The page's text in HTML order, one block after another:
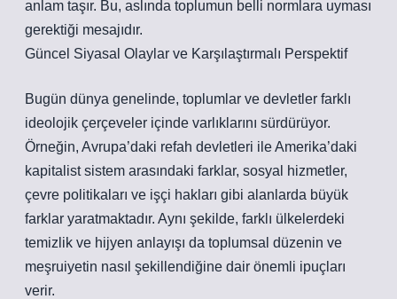
anlam taşır. Bu, aslında toplumun belli normlara uyması
gerektiği mesajıdır.
Güncel Siyasal Olaylar ve Karşılaştırmalı Perspektif
Bugün dünya genelinde, toplumlar ve devletler farklı
ideolojik çerçeveler içinde varlıklarını sürdürüyor.
Örneğin, Avrupa’daki refah devletleri ile Amerika’daki
kapitalist sistem arasındaki farklar, sosyal hizmetler,
çevre politikaları ve işçi hakları gibi alanlarda büyük
farklar yaratmaktadır. Aynı şekilde, farklı ülkelerdeki
temizlik ve hijyen anlayışı da toplumsal düzenin ve
meşruiyetin nasıl şekillendiğine dair önemli ipuçları
verir.